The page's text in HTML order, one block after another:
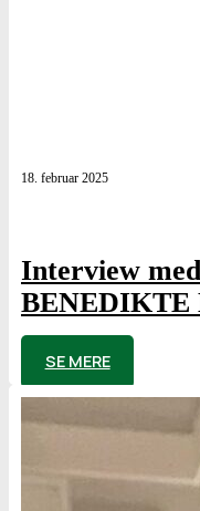
18. februar 2025
Interview
af
SE MERE